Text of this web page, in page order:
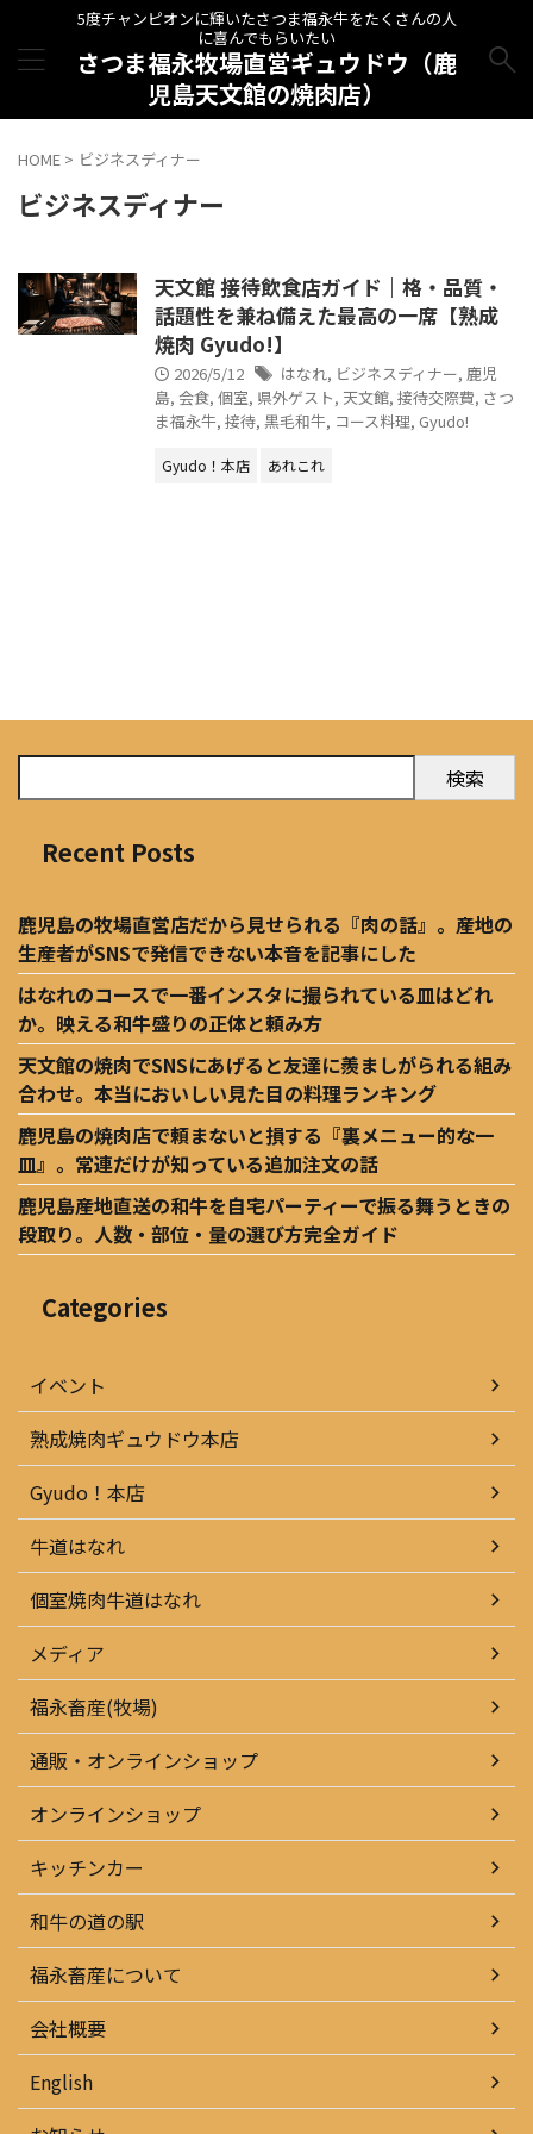
5度チャンピオンに輝いたさつま福永牛をたくさんの人
に喜んでもらいたい
さつま福永牧場直営ギュウドウ（鹿
児島天文館の焼肉店）
HOME > ビジネスディナー
ビジネスディナー
天文館 接待飲食店ガイド｜格・品質・
話題性を兼ね備えた最高の一席【熟成
焼肉 Gyudo!】
2026/5/12 はなれ, ビジネスディナー, 鹿児
島, 会食, 個室, 県外ゲスト, 天文館, 接待交際費, さつ
ま福永牛, 接待, 黒毛和牛, コース料理, Gyudo!
Gyudo！本店 あれこれ
検索
Recent Posts
鹿児島の牧場直営店だから見せられる『肉の話』。産地の
生産者がSNSで発信できない本音を記事にした
はなれのコースで一番インスタに撮られている皿はどれ
か。映える和牛盛りの正体と頼み方
天文館の焼肉でSNSにあげると友達に羨ましがられる組み
合わせ。本当においしい見た目の料理ランキング
鹿児島の焼肉店で頼まないと損する『裏メニュー的な一
皿』。常連だけが知っている追加注文の話
鹿児島産地直送の和牛を自宅パーティーで振る舞うときの
段取り。人数・部位・量の選び方完全ガイド
Categories
イベント
熟成焼肉ギュウドウ本店
Gyudo！本店
牛道はなれ
個室焼肉牛道はなれ
メディア
福永畜産(牧場)
通販・オンラインショップ
オンラインショップ
キッチンカー
和牛の道の駅
福永畜産について
会社概要
English